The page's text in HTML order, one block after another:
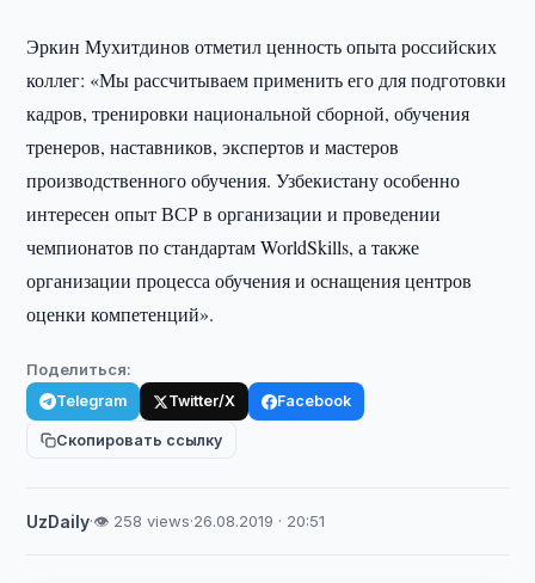
Эркин Мухитдинов отметил ценность опыта российских
коллег: «Мы рассчитываем применить его для подготовки
кадров, тренировки национальной сборной, обучения
тренеров, наставников, экспертов и мастеров
производственного обучения. Узбекистану особенно
интересен опыт ВСР в организации и проведении
чемпионатов по стандартам WorldSkills, а также
организации процесса обучения и оснащения центров
оценки компетенций».
Поделиться:
Telegram Twitter/X Facebook
Скопировать ссылку
UzDaily·👁 258 views·26.08.2019 · 20:51